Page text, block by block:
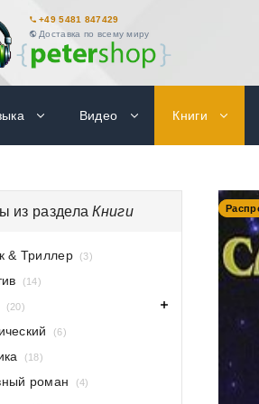
+49 5481 847429
Доставка по всему миру
Видео Книги
-40%
из разделаКниги
& Триллер (3)
(14)
(20)
(6)
(18)
роман (4)